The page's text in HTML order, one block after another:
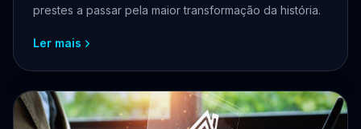
prestes a passar pela maior transformação da história.
Ler mais